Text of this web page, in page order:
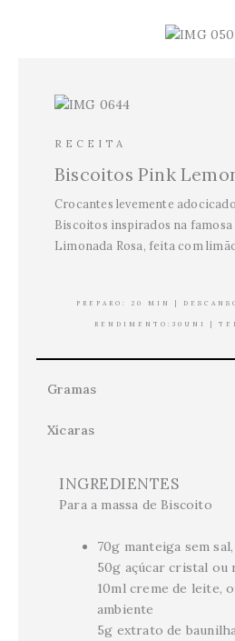
RECEITA
Biscoitos Pink
Crocantes levemente
Biscoitos inspirados na
Limonada Rosa, feita com
PREPARO: 20 MIN |
RENDIMENTO:30UNI |
Gramas
Xícaras
INGREDIENTES
Para a massa de Biscoito
70g manteiga sem
50g açúcar cristal ou
10ml creme de leite,
ambiente
5g extrato de